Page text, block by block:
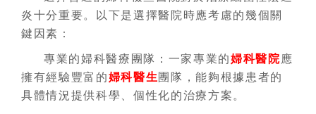
炎十分重要。以下是選擇醫院時應考慮的幾個關
鍵因素：
專業的婦科醫療團隊：一家專業的婦科醫院應
擁有經驗豐富的婦科醫生 團隊，能夠根據患者的
具體情況提供科學、個性化的治療方案。